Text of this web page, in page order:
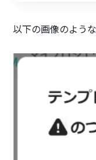
以下の画像のよう